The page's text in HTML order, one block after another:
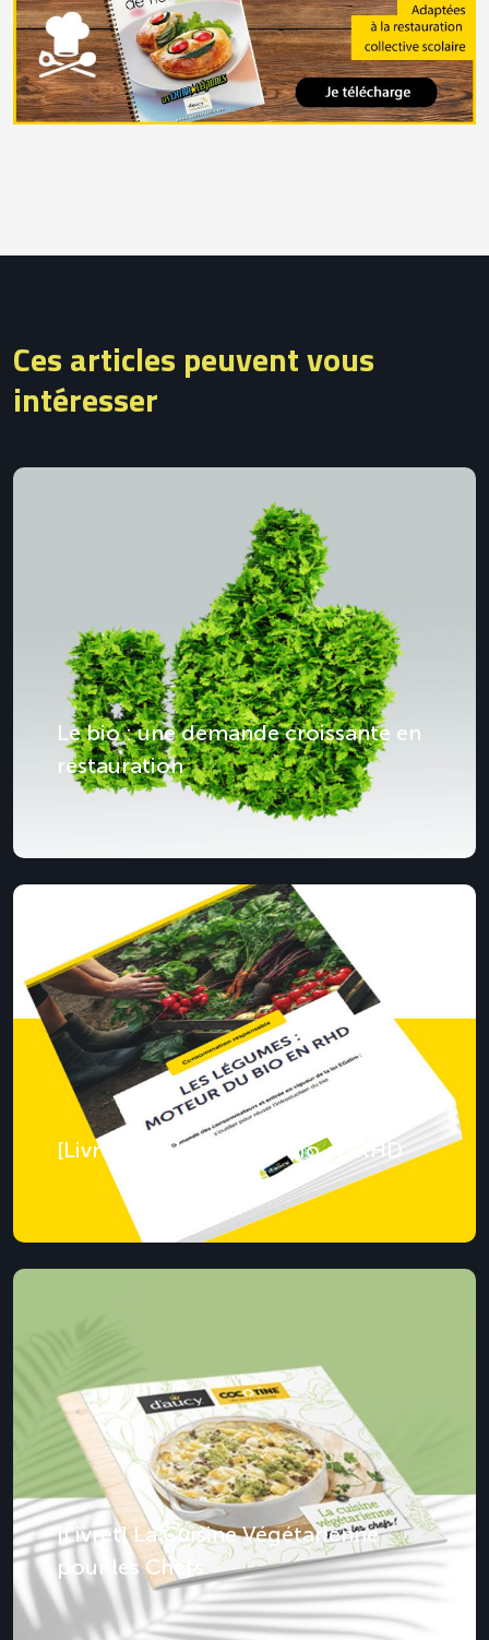
Ces articles peuvent vous
intéresser
Le bio : une demande croissante en
restauration
[Livre Blanc] Légumes bio en RHD
[Livret] La Cuisine Végétarienne
pour les Chefs